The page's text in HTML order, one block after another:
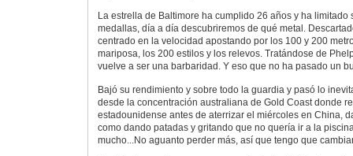
La estrella de Baltimore ha cumplido 26 años y ha limitado
medallas, día a día descubriremos de qué metal.
centrado en la velocidad apostando por los 100 y 200
mariposa, los 200 estilos y los relevos. Tratándose de
vuelve a ser una barbaridad. Y eso que no ha pasado un
Bajó su rendimiento y sobre todo la guardia y pasó lo
desde la concentración australiana de Gold Coast donde
estadounidense antes de aterrizar el miércoles en China,
como dando patadas y gritando que no quería ir a la
mucho...No aguanto perder más, así que tengo que